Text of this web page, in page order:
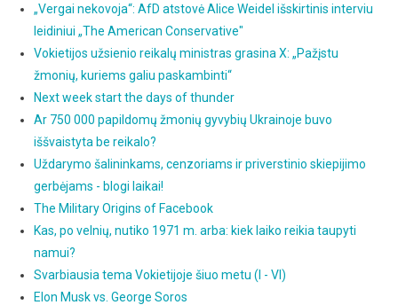
„Vergai nekovoja“: AfD atstovė Alice Weidel išskirtinis interviu
leidiniui „The American Conservative"
Vokietijos užsienio reikalų ministras grasina X: „Pažįstu
žmonių, kuriems galiu paskambinti“
Next week start the days of thunder
Ar 750 000 papildomų žmonių gyvybių Ukrainoje buvo
iššvaistyta be reikalo?
Uždarymo šalininkams, cenzoriams ir priverstinio skiepijimo
gerbėjams - blogi laikai!
The Military Origins of Facebook
Kas, po velnių, nutiko 1971 m. arba: kiek laiko reikia taupyti
namui?
Svarbiausia tema Vokietijoje šiuo metu (I - VI)
Elon Musk vs. George Soros